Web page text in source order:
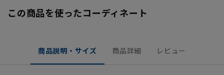
この商品を使ったコーディネート
商品説明・サイズ 商品詳細 レビュー